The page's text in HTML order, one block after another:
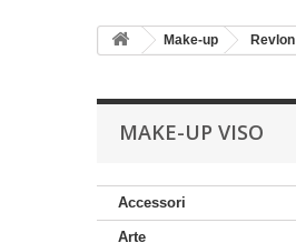
Make-up Revlon
MAKE-UP VISO
Accessori
Arte